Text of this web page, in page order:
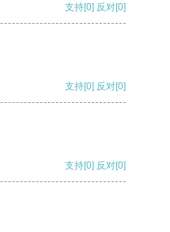
支持[0] 反对[0]
支持[0] 反对[0]
支持[0] 反对[0]